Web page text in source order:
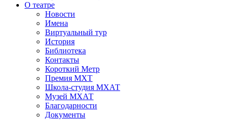
О театре
Новости
Имена
Виртуальный тур
История
Библиотека
Контакты
Короткий Метр
Премия МХТ
Школа-студия МХАТ
Музей МХАТ
Благодарности
Документы